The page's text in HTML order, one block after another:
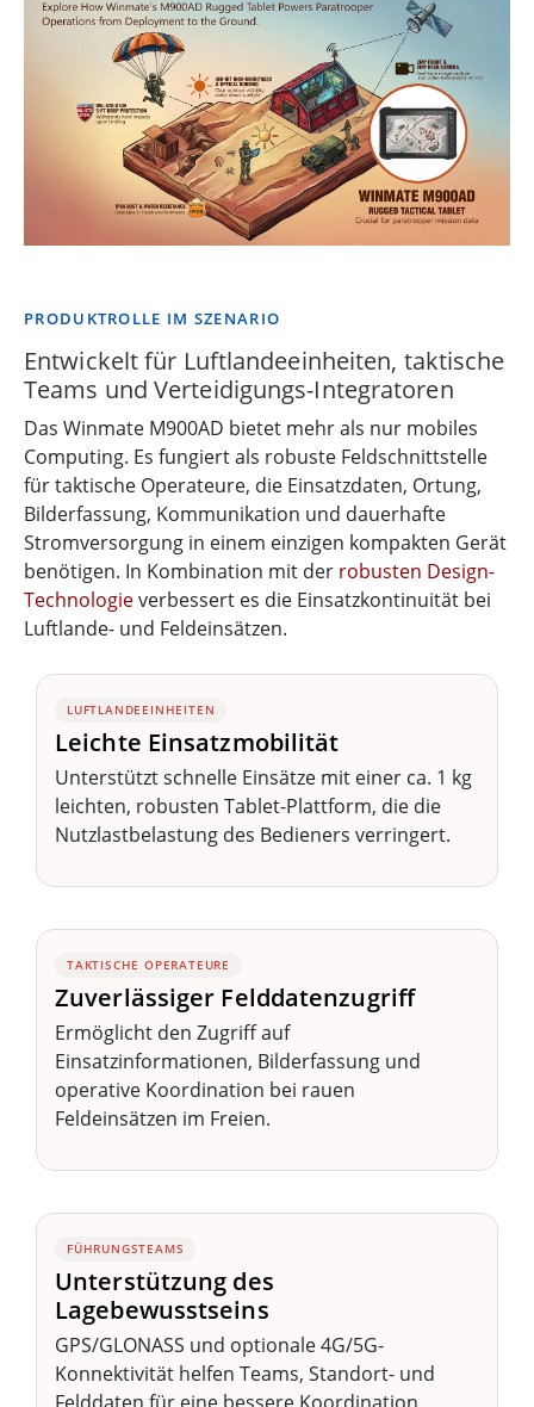
PRODUKTROLLE IM SZENARIO
Entwickelt für Luftlandeeinheiten, taktische
Teams und Verteidigungs-Integratoren
Das Winmate M900AD bietet mehr als nur mobiles
Computing. Es fungiert als robuste Feldschnittstelle
für taktische Operateure, die Einsatzdaten, Ortung,
Bilderfassung, Kommunikation und dauerhafte
Stromversorgung in einem einzigen kompakten Gerät
benötigen. In Kombination mit der robusten Design-
Technologieverbessert es die Einsatzkontinuität bei
Luftlande- und Feldeinsätzen.
LUFTLANDEEINHEITEN
Leichte Einsatzmobilität
Unterstützt schnelle Einsätze mit einer ca. 1 kg
leichten, robusten Tablet-Plattform, die die
Nutzlastbelastung des Bedieners verringert.
TAKTISCHE OPERATEURE
Zuverlässiger Felddatenzugriff
Ermöglicht den Zugriff auf
Einsatzinformationen, Bilderfassung und
operative Koordination bei rauen
Feldeinsätzen im Freien.
FÜHRUNGSTEAMS
Unterstützung des
Lagebewusstseins
GPS/GLONASS und optionale 4G/5G-
Konnektivität helfen Teams, Standort- und